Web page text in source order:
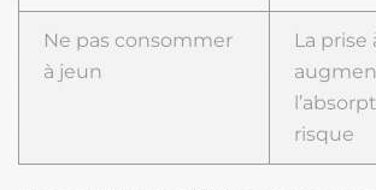
Ne pas consommer
à jeun
La prise
risque